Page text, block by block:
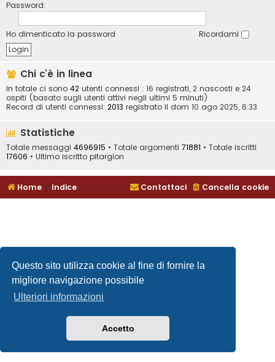
Questo sito utilizza cookie al fine di fornire la
migliore navigazione possibile
Ulteriori informazioni
Accetto
Password:
Ho dimenticato la password Ricordami
Chi c’è in linea
In totale ci sono 42 utenti connessi : 16 registrati, 2 nascosti e 24
ospiti (basato sugli utenti attivi negli ultimi 5 minuti)
Record di utenti connessi: 2013 registrato il dom 10 ago 2025, 6:33
Statistiche
Totale messaggi 4696915 • Totale argomenti 71881 • Totale iscritti
17606 • Ultimo iscritto pitargion
Home Indice Cancella cookie
Contattaci